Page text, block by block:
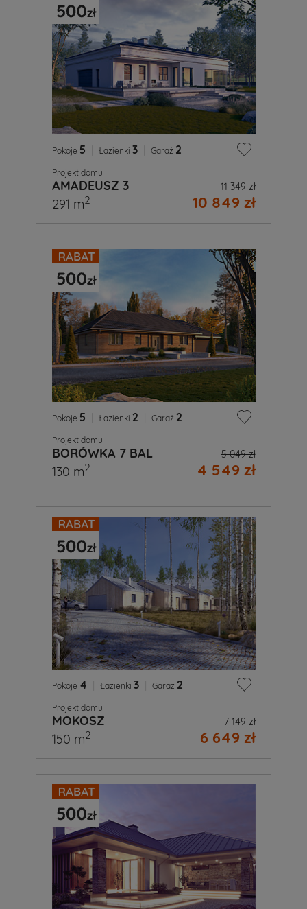
Pokoje 5 Łazienki 3 Garaż 2
Projekt domu
AMADEUSZ 3 11 349 zł
10 849 zł
291 m2
Pokoje 5 Łazienki 2 Garaż 2
Projekt domu
BORÓWKA 7 BAL 5 049 zł
4 549 zł
130 m2
Pokoje 4 Łazienki 3 Garaż 2
Projekt domu
MOKOSZ 7 149 zł
6 649 zł
150 m2